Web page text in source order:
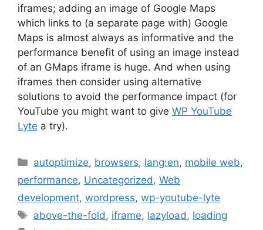
iframes; adding an image of Google Maps
which links to (a separate page with) Google
Maps is almost always as informative and the
performance benefit of using an image instead
of an GMaps iframe is huge. And when using
iframes then consider using alternative
solutions to avoid the performance impact (for
YouTube you might want to give WP YouTube
Lyte a try).
Categories
autoptimize, browsers, lang:en, mobile web,
performance, Uncategorized, Web
development, wordpress, wp-youtube-lyte
Tags
above-the-fold, iframe, lazyload, loading